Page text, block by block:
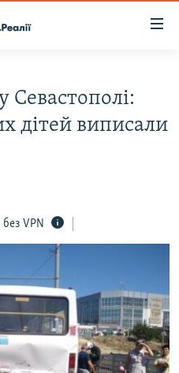
Севастополі:
дітей виписали
VPN